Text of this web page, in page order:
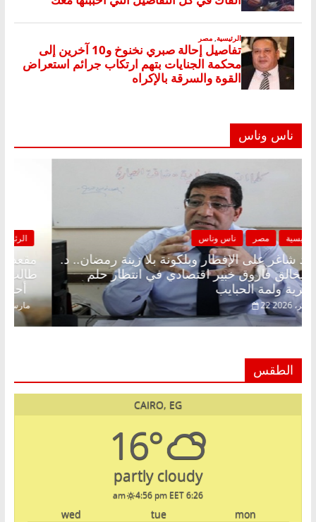
ناس وناس
الرئيسية مصر ناس وناس
مقعد شاغر على الإفطار وبلكونة بلا زينة رمضان.. د.
عبدالخالق فاروق خبير اقتصادي في انتظار حلم
الحرية ولمة الحبايب
22 فبراير، 2026
الطقس
CAIRO, EG
16°
partly cloudy
6:26 am
4:56 pm EET
mon
tue
wed